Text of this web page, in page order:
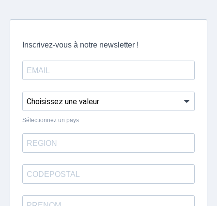
Inscrivez-vous à notre newsletter !
Sélectionnez un pays